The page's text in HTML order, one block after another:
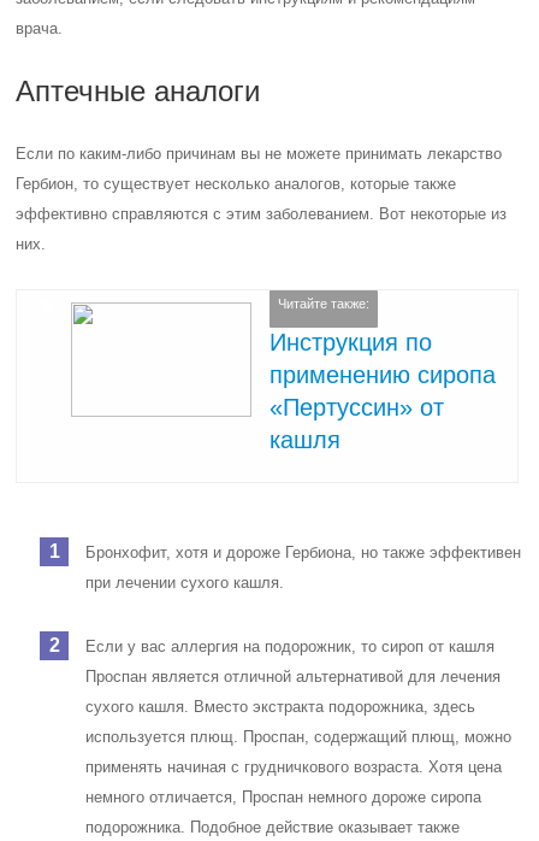
врача.
Аптечные аналоги
Если по каким-либо причинам вы не можете принимать лекарство
Гербион, то существует несколько аналогов, которые также
эффективно справляются с этим заболеванием. Вот некоторые из
них.
Читайте также:
Инструкция по
применению сиропа
«Пертуссин» от
кашля
Бронхофит, хотя и дороже Гербиона, но также эффективен
при лечении сухого кашля.
Если у вас аллергия на подорожник, то сироп от кашля
Проспан является отличной альтернативой для лечения
сухого кашля. Вместо экстракта подорожника, здесь
используется плющ. Проспан, содержащий плющ, можно
применять начиная с грудничкового возраста. Хотя цена
немного отличается, Проспан немного дороже сиропа
подорожника. Подобное действие оказывает также